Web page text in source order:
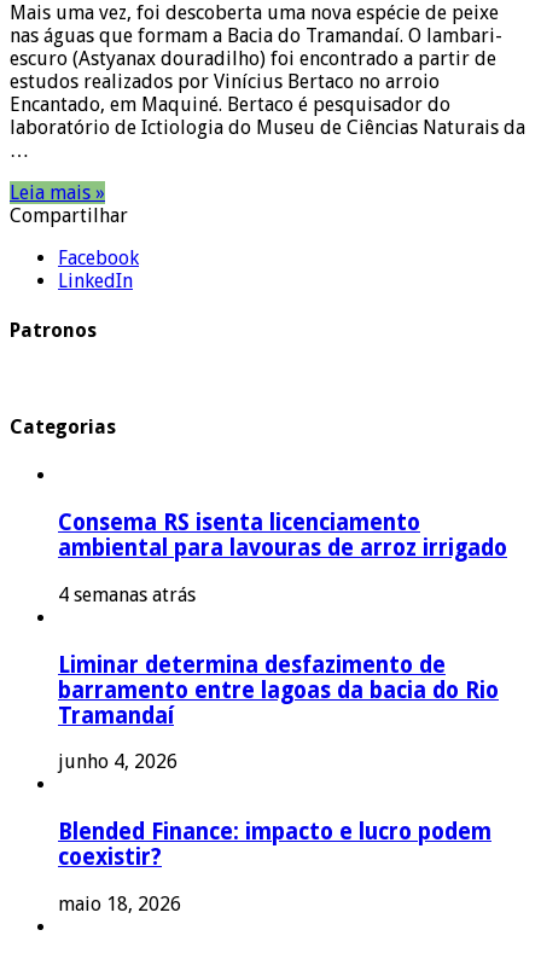
Mais uma vez, foi descoberta uma nova espécie de peixe
nas águas que formam a Bacia do Tramandaí. O lambari-
escuro (Astyanax douradilho) foi encontrado a partir de
estudos realizados por Vinícius Bertaco no arroio
Encantado, em Maquiné. Bertaco é pesquisador do
laboratório de Ictiologia do Museu de Ciências Naturais da
…
Leia mais »
Compartilhar
Facebook
LinkedIn
Patronos
Categorias
Consema RS isenta licenciamento
ambiental para lavouras de arroz irrigado
4 semanas atrás
Liminar determina desfazimento de
barramento entre lagoas da bacia do Rio
Tramandaí
junho 4, 2026
Blended Finance: impacto e lucro podem
coexistir?
maio 18, 2026